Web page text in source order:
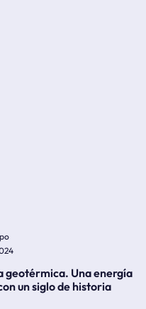
geotérmica. Una energía
un siglo de historia